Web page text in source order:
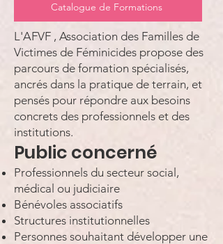
Catalogue de Formations
L'AFVF , Association des Familles de
Victimes de Féminicides propose des
parcours de formation spécialisés,
ancrés dans la pratique de terrain, et
pensés pour répondre aux besoins
concrets des professionnels et des
institutions.
Public concerné
Professionnels du secteur social,
médical ou judiciaire
Bénévoles associatifs
Structures institutionnelles
Personnes souhaitant développer une